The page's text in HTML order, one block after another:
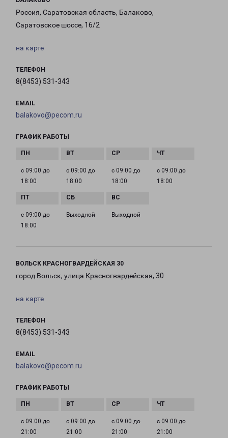
Россия, Саратовская область, Балаково,
Саратовское шоссе, 16/2
на карте
ТЕЛЕФОН
8(8453) 531-343
EMAIL
balakovo@pecom.ru
ГРАФИК РАБОТЫ
с 09:00 до
18:00
с 09:00 до
18:00
с 09:00 до
18:00
с 09:00 до
18:00
с 09:00 до
18:00
Выходной Выходной
ВОЛЬСК КРАСНОГВАРДЕЙСКАЯ 30
город Вольск, улица Красногвардейская, 30
на карте
ТЕЛЕФОН
8(8453) 531-343
EMAIL
balakovo@pecom.ru
ГРАФИК РАБОТЫ
с 09:00 до
21:00
с 09:00 до
21:00
с 09:00 до
21:00
с 09:00 до
21:00